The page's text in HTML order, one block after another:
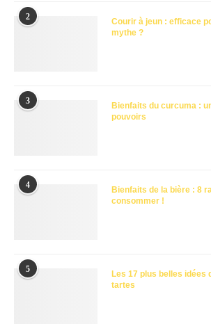
2
Courir à jeun : efficace
mythe ?
3
Bienfaits du curcuma :
pouvoirs
4
Bienfaits de la bière : 8
consommer !
5
Les 17 plus belles idées
tartes